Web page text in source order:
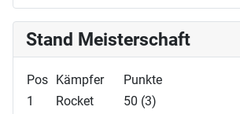
Stand Meisterschaft
Pos Kämpfer
Punkte
1
Rocket
50 (3)